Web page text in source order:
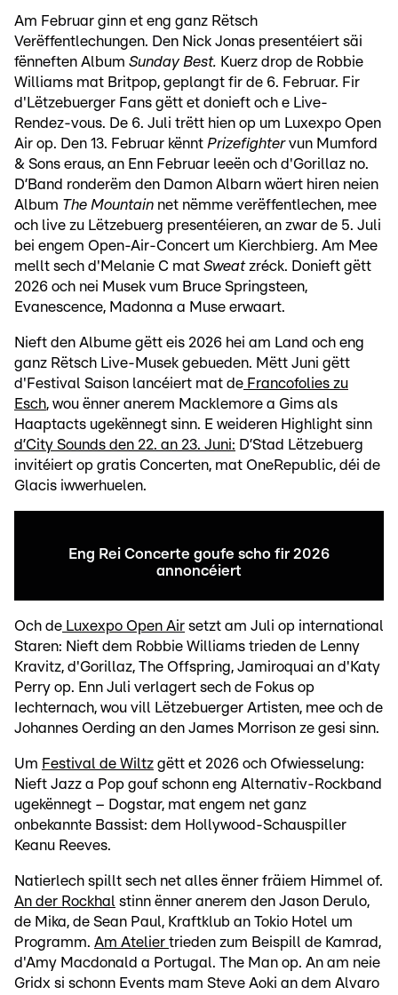
Am Februar ginn et eng ganz Rëtsch
Verëffentlechungen. Den Nick Jonas presentéiert säi
fënneften Album Sunday Best. Kuerz drop de Robbie
Williams mat Britpop, geplangt fir de 6. Februar. Fir
d'Lëtzebuerger Fans gëtt et donieft och e Live-
Rendez-vous. De 6. Juli trëtt hien op um Luxexpo Open
Air op. Den 13. Februar kënnt Prizefightervun Mumford
& Sons eraus, an Enn Februar leeën och d'Gorillaz no.
D’Band ronderëm den Damon Albarn wäert hiren neien
Album The Mountain net nëmme verëffentlechen, mee
och live zu Lëtzebuerg presentéieren, an zwar de 5. Juli
bei engem Open-Air-Concert um Kierchbierg. Am Mee
mellt sech d'Melanie C mat Sweatzréck. Donieft gëtt
2026 och nei Musek vum Bruce Springsteen,
Evanescence, Madonna a Muse erwaart.
Nieft den Albume gëtt eis 2026 hei am Land och eng
ganz Rëtsch Live-Musek gebueden. Mëtt Juni gëtt
d'Festival Saison lancéiert mat de Francofolies zu
Esch, wou ënner anerem Macklemore a Gims als
Haaptacts ugekënnegt sinn. E weideren Highlight sinn
d’City Sounds den 22. an 23. Juni: D’Stad Lëtzebuerg
invitéiert op gratis Concerten, mat OneRepublic, déi de
Glacis iwwerhuelen.
Eng Rei Concerte goufe scho fir 2026
annoncéiert
Och de Luxexpo Open Air setzt am Juli op international
Staren: Nieft dem Robbie Williams trieden de Lenny
Kravitz, d'Gorillaz, The Offspring, Jamiroquai an d'Katy
Perry op. Enn Juli verlagert sech de Fokus op
Iechternach, wou vill Lëtzebuerger Artisten, mee och de
Johannes Oerding an den James Morrison ze gesi sinn.
Um Festival de Wiltz gëtt et 2026 och Ofwiesselung:
Nieft Jazz a Pop gouf schonn eng Alternativ-Rockband
ugekënnegt – Dogstar, mat engem net ganz
onbekannte Bassist: dem Hollywood-Schauspiller
Keanu Reeves.
Natierlech spillt sech net alles ënner fräiem Himmel of.
An der Rockhal stinn ënner anerem den Jason Derulo,
de Mika, de Sean Paul, Kraftklub an Tokio Hotel um
Programm. Am Atelier trieden zum Beispill de Kamrad,
d'Amy Macdonald a Portugal. The Man op. An am neie
Gridx si schonn Events mam Steve Aoki an dem Alvaro